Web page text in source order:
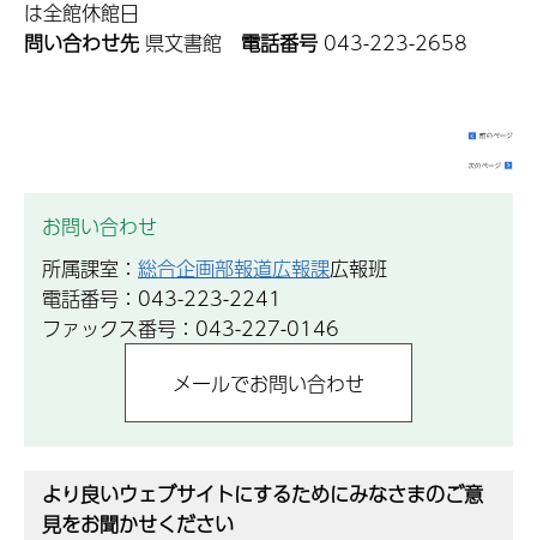
は全館休館日
問い合わせ先 県文書館 電話番号 043-223-2658
お問い合わせ
所属課室： 総合企画部報道広報課広報班
電話番号：043-223-2241
ファックス番号：043-227-0146
より良いウェブサイトにするためにみなさまのご意
見をお聞かせください